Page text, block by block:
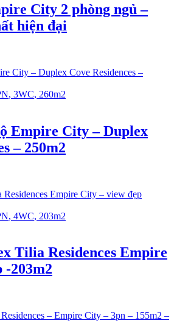
City 2 phòng ngủ –
hiện đại
, 3WC, 260m2
Empire City – Duplex
– 250m2
, 4WC, 203m2
Tilia Residences Empire
-203m2